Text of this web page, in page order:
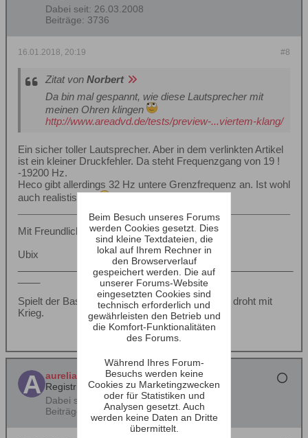
Dabei seit: 26.03.2008
Beiträge: 3736
#8
16.01.2018, 20:19
Zitat von Norbert
Da bin mal gespannt, wie diese Lautsprecher mit
meinen Ohren klingen
http://www.areadvd.de/tests/preview-...viertem-klang/
Ein sicher toller Lautsprecher. Aber in dem verlinkten Artikel
ist ein kleiner Druckfehler. Da steht Frequenzgang von 19 !
-19200 Hz.
Heco gibt allerdings 32 Hz untere Grenzfrequenz an. Ist wohl
auch realistischer.
Mit Freundlichem Gruß,
Ubix
__________________________________________________
Spielt der Bass zu tief, kommt der Nachbar und droht mit
Krieg.
aurelian
Registrierter Benutzer
Dabei seit:
05.03.2013
Beiträge:
1910
Beim Besuch unseres Forums
werden Cookies gesetzt. Dies
sind kleine Textdateien, die
lokal auf Ihrem Rechner in
den Browserverlauf
gespeichert werden. Die auf
unserer Forums-Website
eingesetzten Cookies sind
technisch erforderlich und
gewährleisten den Betrieb und
die Komfort-Funktionalitäten
des Forums.
Während Ihres Forum-
Besuchs werden keine
Cookies zu Marketingzwecken
oder für Statistiken und
Analysen gesetzt. Auch
werden keine Daten an Dritte
übermittelt.